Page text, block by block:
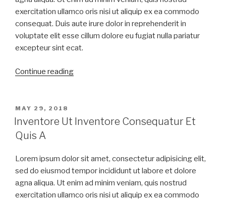
exercitation ullamco oris nisi ut aliquip ex ea commodo
consequat. Duis aute irure dolor in reprehenderit in
voluptate elit esse cillum dolore eu fugiat nulla pariatur
excepteur sint ecat.
Continue reading
MAY 29, 2018
Inventore Ut Inventore Consequatur Et
Quis A
Lorem ipsum dolor sit amet, consectetur adipisicing elit,
sed do eiusmod tempor incididunt ut labore et dolore
agna aliqua. Ut enim ad minim veniam, quis nostrud
exercitation ullamco oris nisi ut aliquip ex ea commodo